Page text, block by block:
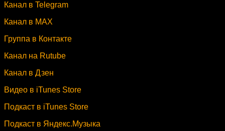
Канал в Telegram
Канал в MAX
Группа в Контакте
Канал на Rutube
Канал в Дзен
Видео в iTunes Store
Подкаст в iTunes Store
Подкаст в Яндекс.Музыка